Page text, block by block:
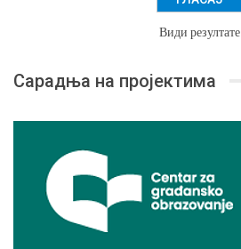
Види резултате
Сарадња на пројектима